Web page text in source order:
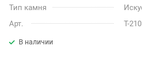
Тип камня
Арт.
T-210
В наличии